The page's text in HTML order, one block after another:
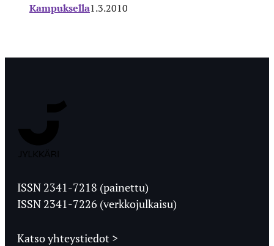
Kampuksella1.3.2010
Ylioppilaslehti
ISSN 2341-7218 (painettu)
ISSN 2341-7226 (verkkojulkaisu)
Katso yhteystiedot >